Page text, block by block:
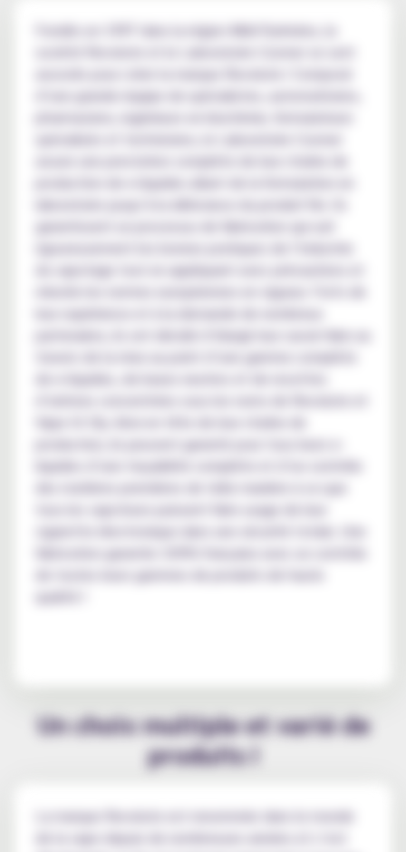
Fondés en 1997 dans la région Midi-Pyrénées, la
d’une grande équipe de spécialistes, automaticiens,
laboratoire jusqu’à la délivrance du produit fini. Ils
rigoureusement les bonnes pratiques de l’industrie
du vapotage tout en appliquant avec précautions et
minutie les normes européennes en vigueur. Forts de
leur expérience et à la demande de nombreux
partenaires, ils ont décidé d’élargir leur savoir-faire au
travers de la mise au point d’une gamme complète
de e-liquides, de bases neutres et de recettes
d’arômes concentrées sous les noms de Revolute et
Vape Or Diy. Ainsi en tête de leur chaîne de
production, ils peuvent garantir pour tous leurs e-
liquides d’une traçabilité complète et d’un contrôle
tous les vapoteurs puissent faire usage de leur
cigarette électronique dans une sécurité totale. Une
fabrication garantie 100% française avec un contrôle
de toutes leurs gammes de produits de haute
qualité !
Un choix multiple et varié de
produits !
La marque Revolute est renommée dans le monde
de la vape depuis de nombreuses années et s’est